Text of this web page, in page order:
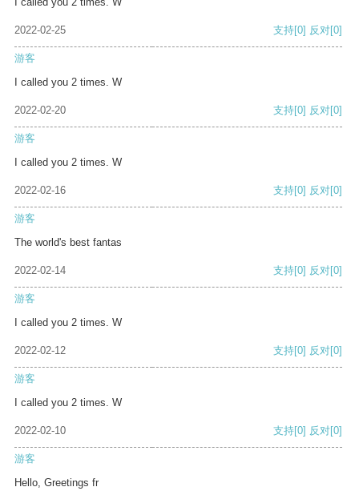
2022-02-25 支持[0] 反对[0]
游客
I called you 2 times. W
2022-02-20 支持[0] 反对[0]
游客
I called you 2 times. W
2022-02-16 支持[0] 反对[0]
游客
The world's best fantas
2022-02-14 支持[0] 反对[0]
游客
I called you 2 times. W
2022-02-12 支持[0] 反对[0]
游客
I called you 2 times. W
2022-02-10 支持[0] 反对[0]
游客
Hello, Greetings fr